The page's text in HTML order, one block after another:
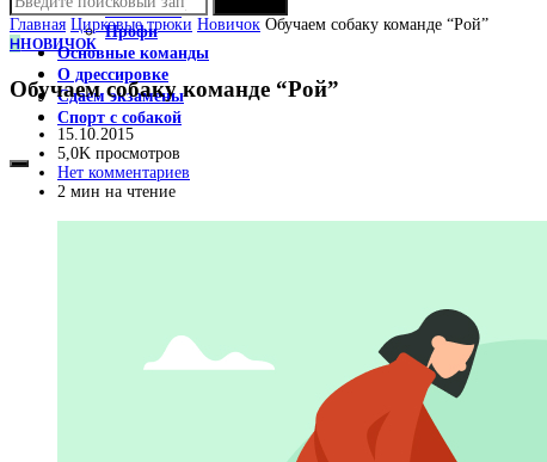
Любитель
Профи
Основные команды
О дрессировке
Сдаем экзамены
Спорт с собакой
Главная Цирковые трюки Новичок Обучаем собаку команде “Рой”
ННОВИЧОК
Обучаем собаку команде “Рой”
15.10.2015
5,0K просмотров
Нет комментариев
2 мин на чтение